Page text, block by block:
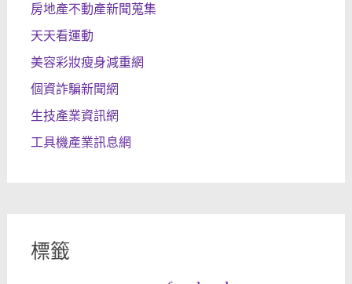
房地產不動產新聞蒐集
天天看運動
美容彩妝瘦身減重網
個資詐騙新聞網
生技產業資訊網
工具機產業訊息網
標籤